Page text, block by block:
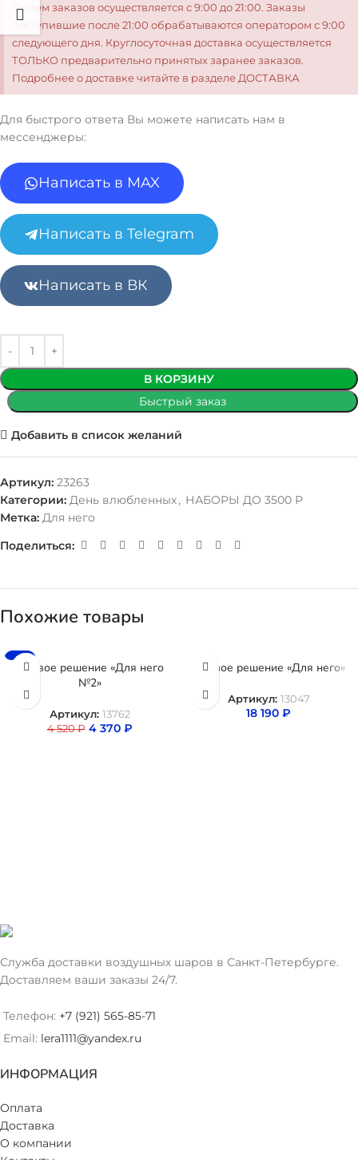
Прием заказов осуществляется с 9:00 до 21:00. Заказы
поступившие после 21:00 обрабатываются оператором с 9:00
следующего дня. Круглосуточная доставка осуществляется
ТОЛЬКО предварительно принятых заранее заказов.
Подробнее о доставке читайте в разделе ДОСТАВКА
Для быстрого ответа Вы можете написать нам в
мессенджеры:
Написать в MAX
Написать в Telegram
Написать в ВК
В КОРЗИНУ
Быстрый заказ
Добавить в список желаний
Артикул: 23263
Категории: День влюбленных, НАБОРЫ ДО 3500 Р
Метка: Для него
Поделиться:
Похожие товары
-3%
Готовое решение «Для него
№2»
Артикул: 13762
4 520₽ 4 370 ₽
Готовое решение «Для него»
Артикул: 13047
18 190 ₽
Служба доставки воздушных шаров в Санкт-Петербурге.
Доставляем ваши заказы 24/7.
Телефон: +7 (921) 565-85-71
Email: lera1111@yandex.ru
ИНФОРМАЦИЯ
Оплата
Доставка
О компании